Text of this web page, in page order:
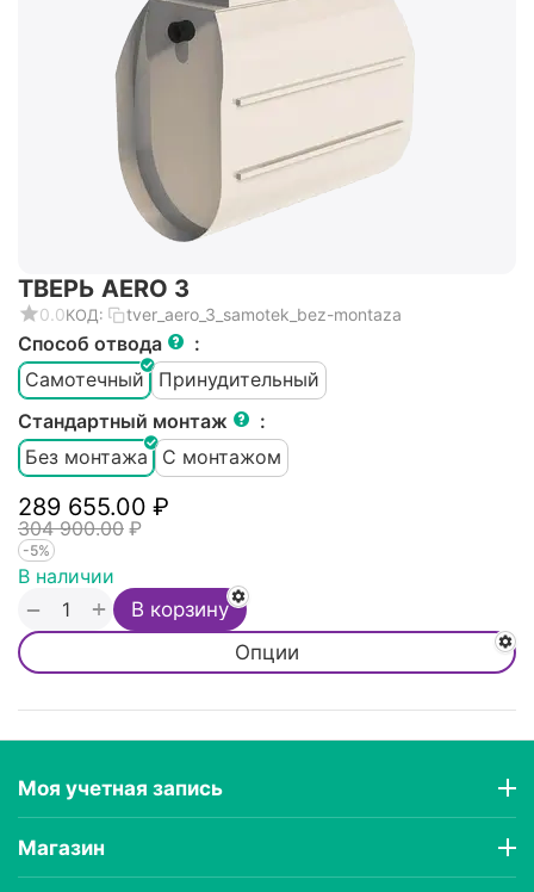
ТВЕРЬ AERO 3
0.0КОД: tver_aero_3_samotek_bez-montaza
Способ отвода
:
Самотечный
Принудительный
Стандартный монтаж
:
Без монтажа
С монтажом
289 655.00 ₽
304 900.00 ₽
-5%
Опции
В наличии
+
− В корзину
Моя учетная запись
Магазин